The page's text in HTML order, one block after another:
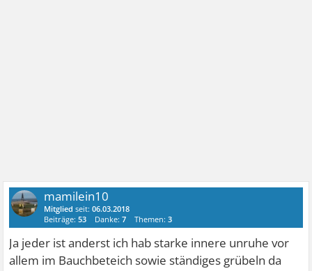
mamilein10
Mitglied seit:06.03.2018
Beiträge:53 Danke:7 Themen:3
Ja jeder ist anderst ich hab starke innere unruhe vor
allem im Bauchbeteich sowie ständiges grübeln da